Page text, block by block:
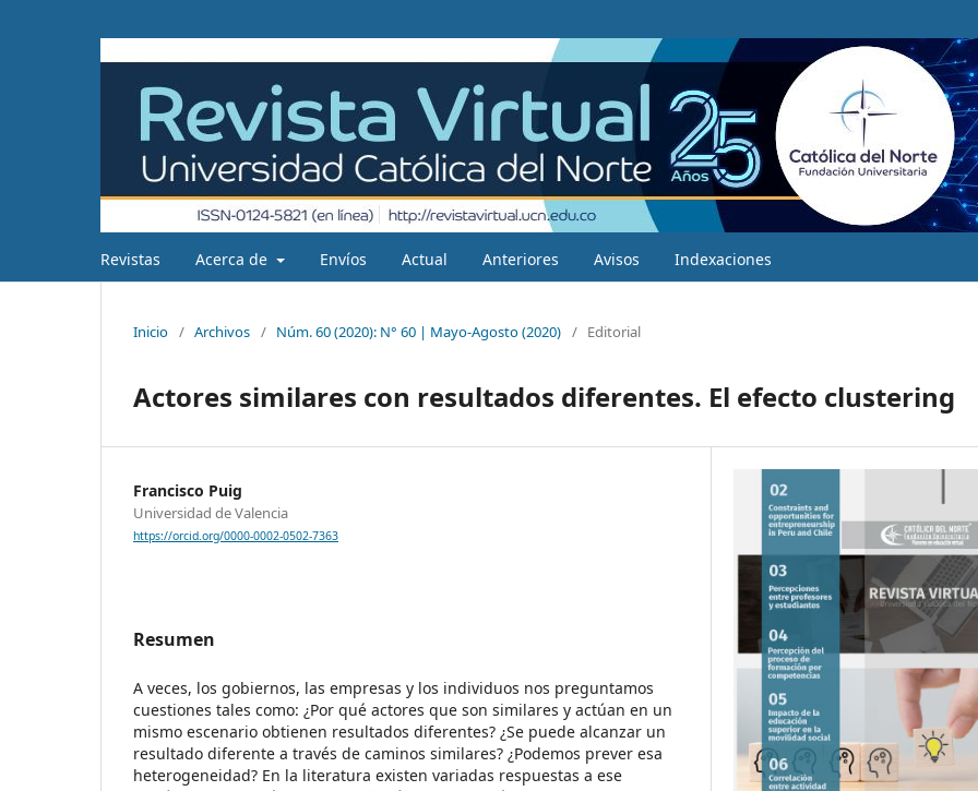
Revistas Acerca de Envíos Actual Anteriores Avisos Indexaciones
Inicio / Archivos / Núm. 60 (2020): N° 60 | Mayo-Agosto (2020) / Editorial
Actores similares con resultados diferentes. El efecto clustering
Francisco Puig
Universidad de Valencia
https://orcid.org/0000-0002-0502-7363
Resumen
A veces, los gobiernos, las empresas y los individuos nos preguntamos
cuestiones tales como: ¿Por qué actores que son similares y actúan en un
mismo escenario obtienen resultados diferentes? ¿Se puede alcanzar un
resultado diferente a través de caminos similares? ¿Podemos prever esa
heterogeneidad? En la literatura existen variadas respuestas a ese